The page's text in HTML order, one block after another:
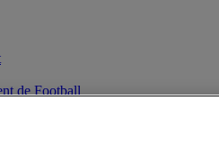
de Football